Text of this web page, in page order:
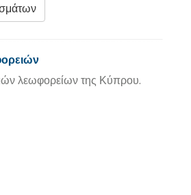
λεωφορείων της Κύπρου.